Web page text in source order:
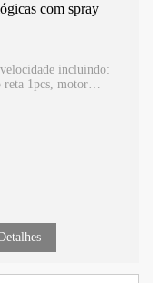
com spray
incluindo:
reta 1pcs, motor
tipo mandril